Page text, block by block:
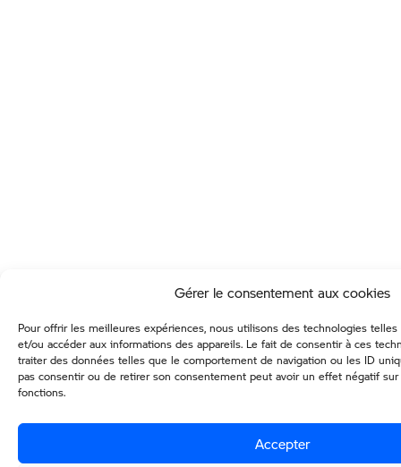
Gérer le consentement aux cookies
Pour offrir les meilleures expériences, nous utilisons des technologies
et/ou accéder aux informations des appareils. Le fait de consentir à ces
traiter des données telles que le comportement de navigation ou les ID
pas consentir ou de retirer son consentement peut avoir un effet négatif
fonctions.
Accepter